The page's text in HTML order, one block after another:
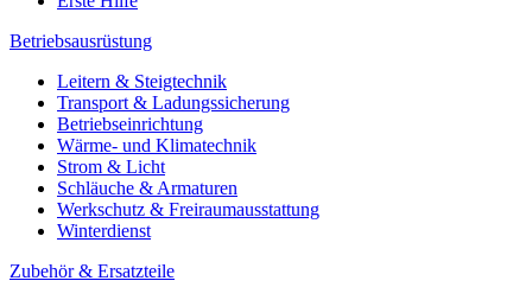
Betriebsausrüstung
Leitern & Steigtechnik
Transport & Ladungssicherung
Betriebseinrichtung
Wärme- und Klimatechnik
Strom & Licht
Schläuche & Armaturen
Werkschutz & Freiraumausstattung
Winterdienst
Zubehör & Ersatzteile